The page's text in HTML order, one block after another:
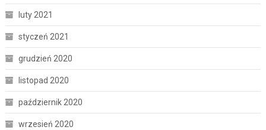
luty 2021
styczeń 2021
grudzień 2020
listopad 2020
październik 2020
wrzesień 2020